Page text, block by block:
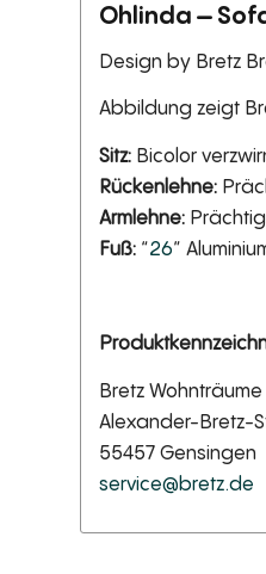
Ohlinda –
Design by Bretz
Abbildung zeigt
Sitz: Bicolor
Rückenlehne:
Armlehne:
Fuß: “26”
Bretz
Alexander-Bretz-
55457 Gensingen
service@bretz.de